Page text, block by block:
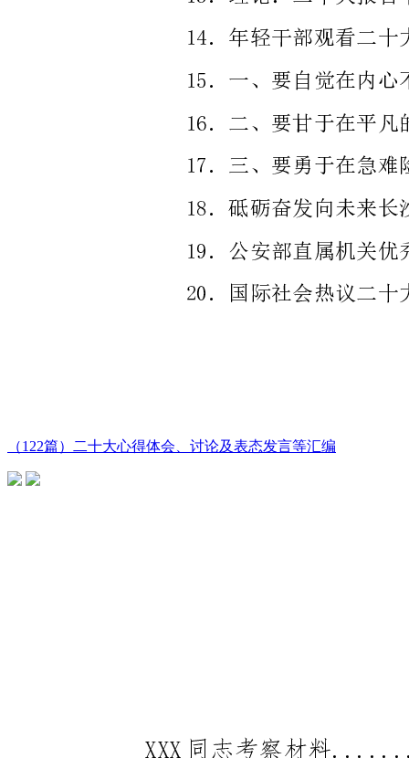
（122篇）二十大心得体会、讨论及表态发言等汇编